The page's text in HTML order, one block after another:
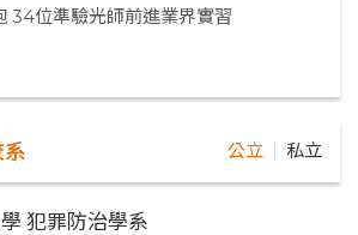
34位準驗光師前進業界實習
公立 私立
犯罪防治學系